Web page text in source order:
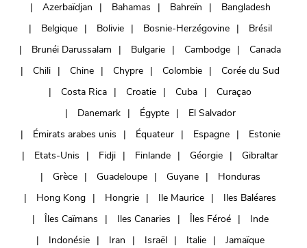
Azerbaïdjan
Bahamas Bahreïn
Bangladesh
Belgique
Bolivie Bosnie-Herzégovine
Brésil
Brunéi Darussalam
Bulgarie Cambodge
Canada
Chili
Chine Chypre Colombie
Corée du Sud
Costa Rica
Croatie Cuba
Curaçao
Danemark
Égypte
El Salvador
Émirats arabes unis
Équateur Espagne
Estonie
Etats-Unis
Fidji Finlande Géorgie
Gibraltar
Grèce
Guadeloupe Guyane
Honduras
Hong Kong
Hongrie Ile Maurice
Iles Baléares
Îles Caïmans
Iles Canaries Îles Féroé
Inde
Indonésie
Iran Israël Italie
Jamaïque